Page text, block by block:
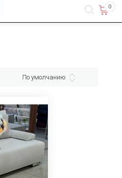
0
По умолчанию